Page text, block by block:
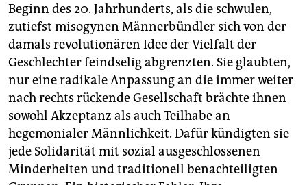
Beginn des 20. Jahrhunderts, als die schwulen,
zutiefst misogynen Männerbündler sich von der
damals revolutionären Idee der Vielfalt der
Geschlechter feindselig abgrenzten. Sie glaubten,
nur eine radikale Anpassung an die immer weiter
nach rechts rückende Gesellschaft brächte ihnen
sowohl Akzeptanz als auch Teilhabe an
hegemonialer Männlichkeit. Dafür kündigten sie
jede Solidarität mit sozial ausgeschlossenen
Minderheiten und traditionell benachteiligten